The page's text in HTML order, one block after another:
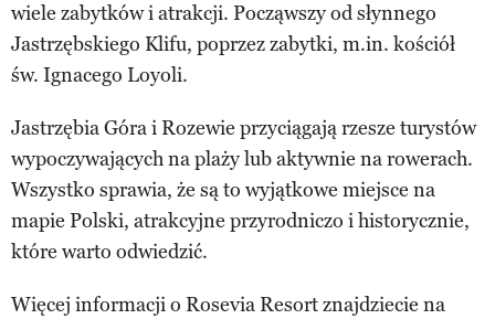
wiele zabytków i atrakcji. Począwszy od słynnego
Jastrzębskiego Klifu, poprzez zabytki, m.in. kościół
św. Ignacego Loyoli.
Jastrzębia Góra i Rozewie przyciągają rzesze turystów
wypoczywających na plaży lub aktywnie na rowerach.
Wszystko sprawia, że są to wyjątkowe miejsce na
mapie Polski, atrakcyjne przyrodniczo i historycznie,
które warto odwiedzić.
Więcej informacji o Rosevia Resort znajdziecie na